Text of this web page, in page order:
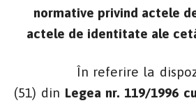
normative privind actele
actele de identitate ale
În referire la
(51) din Legea nr. 119/1996